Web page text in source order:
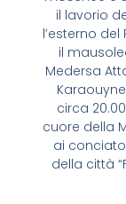
il lavorio
l’esterno del
il
Medersa
circa
cuore della
ai
della città